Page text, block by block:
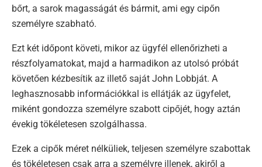
bőrt, a sarok magasságát és bármit, ami egy cipőn
személyre szabható.
Ezt két időpont követi, mikor az ügyfél ellenőrizheti a
részfolyamatokat, majd a harmadikon az utolsó próbát
követően kézbesítik az illető saját John Lobbját. A
leghasznosabb információkkal is ellátják az ügyfelet,
miként gondozza személyre szabott cipőjét, hogy aztán
évekig tökéletesen szolgálhassa.
Ezek a cipők méret nélküliek, teljesen személyre szabottak
és tökéletesen csak arra a személyre illenek, akiről a